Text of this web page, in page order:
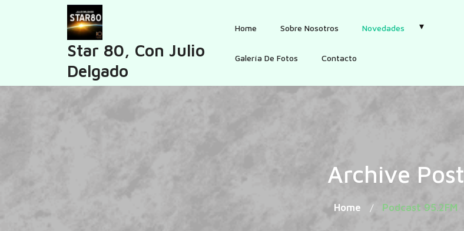
Star 80, Con Julio
Delgado
Home Sobre Nosotros Novedades
Galería De Fotos Contacto
Archive Post
Home / Podcast 95.2FM